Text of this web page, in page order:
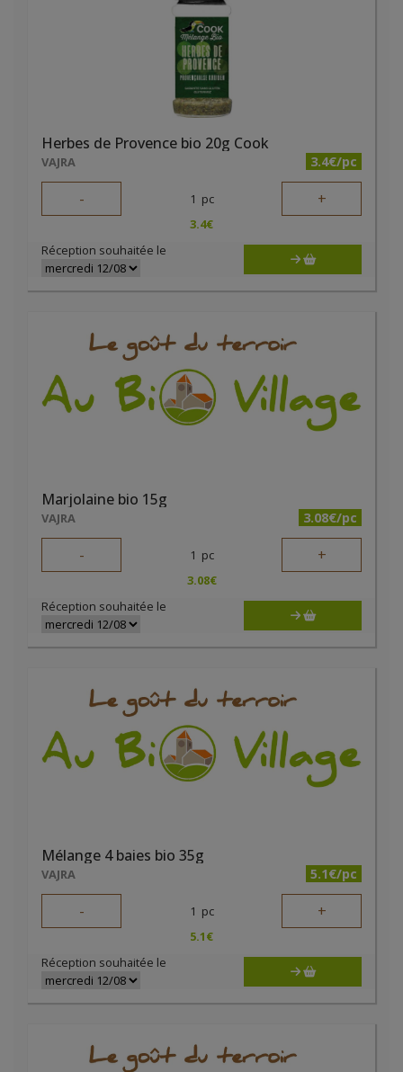
Herbes de Provence bio 20g Cook
VAJRA 3.4€/pc
- 1 pc +
3.4€
Réception souhaitée le
Marjolaine bio 15g
VAJRA 3.08€/pc
- 1 pc +
3.08€
Réception souhaitée le
Mélange 4 baies bio 35g
VAJRA 5.1€/pc
- 1 pc +
5.1€
Réception souhaitée le